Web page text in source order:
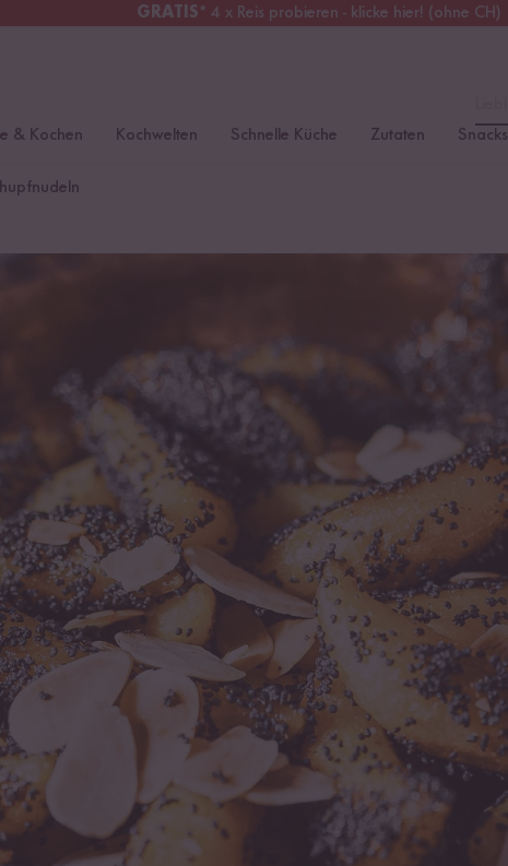
GRATIS* 4 x Reis probieren - klicke hier! (ohne CH)
Kostenloser Versand
& Kochen Kochwelten Schnelle Küche Zutaten Snacks